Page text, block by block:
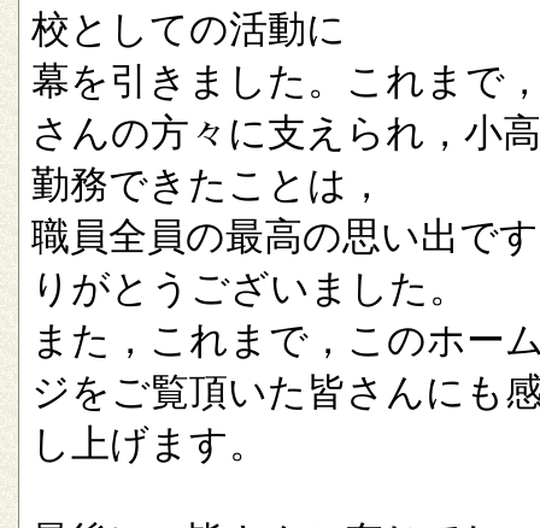
校としての活動に
幕を引きました。これまで
さんの方々に支えられ，小
勤務できたことは，
職員全員の最高の思い出で
りがとうございました。
また，これまで，このホー
ジをご覧頂いた皆さんにも
し上げます。